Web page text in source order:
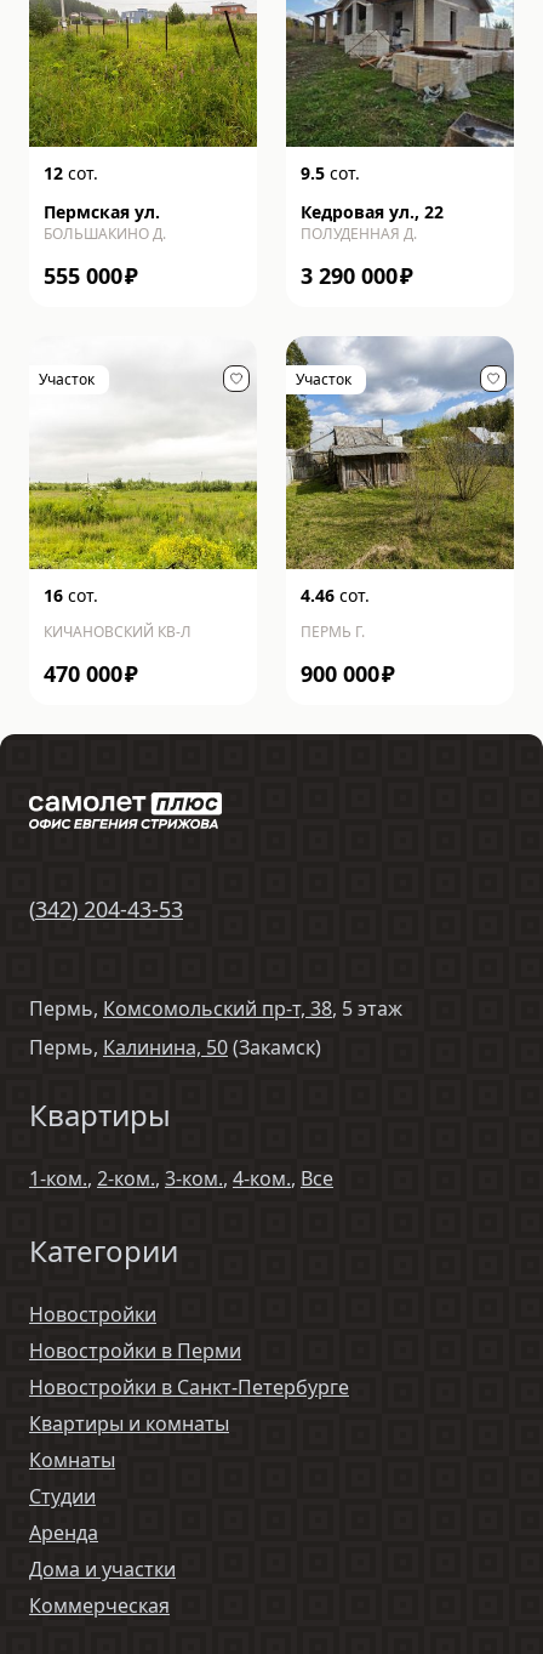
12 сот.
Пермская ул.
БОЛЬШАКИНО Д.
555 000₽
9.5 сот.
Кедровая ул., 22
ПОЛУДЕННАЯ Д.
3 290 000₽
Участок
16 сот.
КИЧАНОВСКИЙ КВ-Л
470 000₽
Участок
4.46 сот.
ПЕРМЬ Г.
900 000₽
(342) 204-43-53
Пермь, Комсомольский пр-т, 38, 5 этаж
Пермь, Калинина, 50(Закамск)
Квартиры
1-ком., 2-ком., 3-ком., 4-ком., Все
Категории
Новостройки
Новостройки в Перми
Новостройки в Санкт-Петербурге
Квартиры и комнаты
Комнаты
Студии
Аренда
Дома и участки
Коммерческая